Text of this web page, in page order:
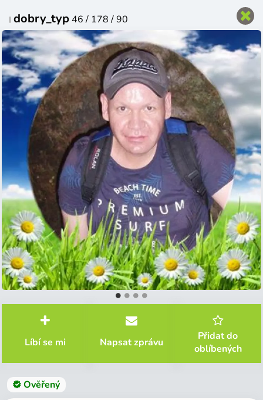
dobry_typ46 / 178 / 90
Líbí se mi Napsat zprávu
Přidat do
oblíbených
Ověřený
Přihlas se do svého profilu
Čeština
Přihlásit Vytvořit profil
Přihlašovací jméno nebo e-mail
Heslo
Zůstat přihlášený Zapomenuté heslo
Přihlásit
Jsi tu poprvé?Vytvoř si zdarma profil